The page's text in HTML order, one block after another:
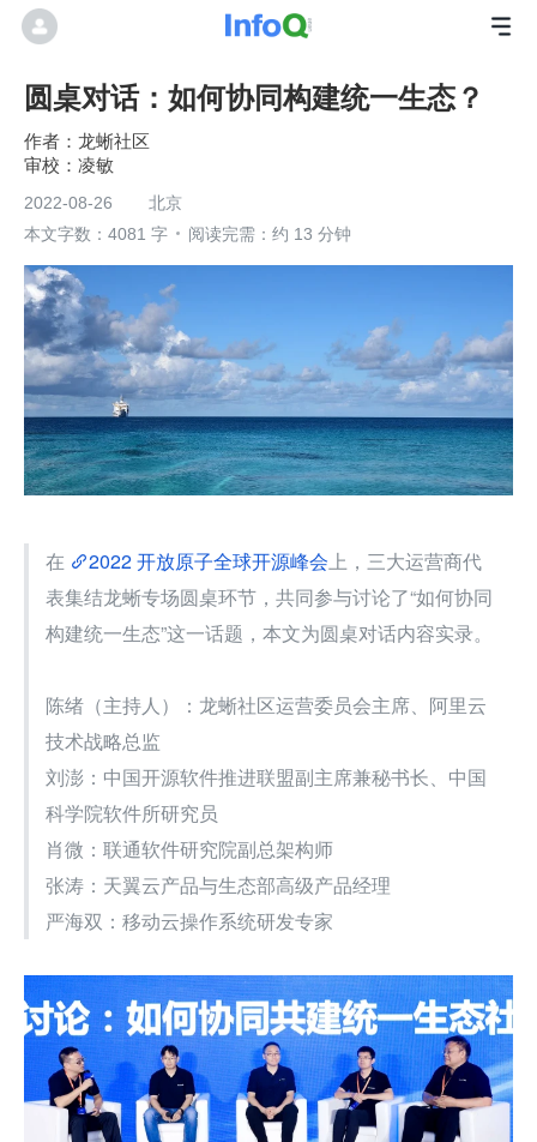
圆桌对话：如何协同构建统一生态？
龙蜥社区
凌敏
2022-08-26
北京
本文字数：4081 字
阅读完需：约 13 分钟
在 2022 开放原子全球开源峰会上，三大运营商代
表集结龙蜥专场圆桌环节，共同参与讨论了“如何协同
构建统一生态”这一话题，本文为圆桌对话内容实录。
陈绪（主持人）：龙蜥社区运营委员会主席、阿里云
技术战略总监
刘澎：中国开源软件推进联盟副主席兼秘书长、中国
科学院软件所研究员
肖微：联通软件研究院副总架构师
张涛：天翼云产品与生态部高级产品经理
严海双：移动云操作系统研发专家